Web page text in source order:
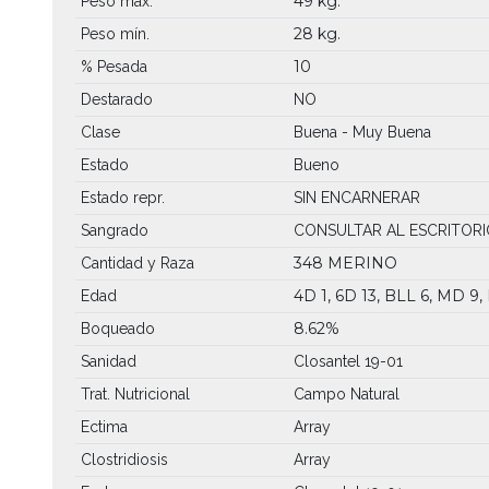
Peso mín. 28 kg.
% Pesada 10
Destarado
NO
Clase
Buena - Muy Buena
Estado
Bueno
Estado repr.
SIN ENCARNERAR
Sangrado
CONSULTAR AL
Cantidad y Raza
348 MERINO
Edad 4D 1, 6D 13, BLL 6, MD 9,
Boqueado 8.62%
Sanidad
Closantel 19-01
Trat. Nutricional
Campo Natural
Ectima
Array
Clostridiosis
Array